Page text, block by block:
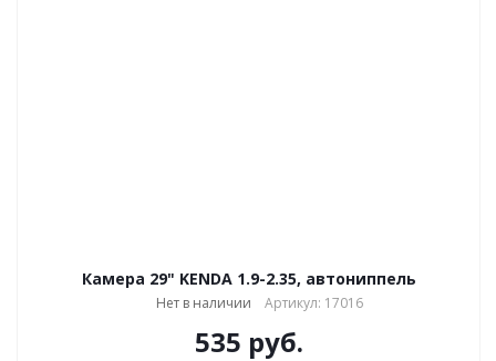
Камера 29" KENDA 1.9-2.35, автониппель
Нет в наличии Артикул: 17016
535 руб.